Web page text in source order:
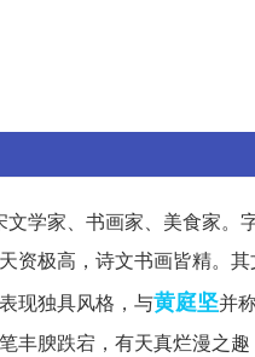
学家、书画家、美食家。
资极高，诗文书画皆精。
现独具风格，与黄庭坚并
丰腴跌宕，有天真烂漫之